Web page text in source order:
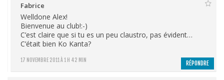
Fabrice
17 NOVEMBRE 2011 À 1 H 42 MIN
Welldone Alex!
Bienvenue au club!:-)
C’est claire que si tu es un peu claustro, pas évident…
C’était bien Ko Kanta?
RÉPONDRE